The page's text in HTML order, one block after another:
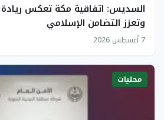
السديس: اتفاقية مكة تعكس ريادة
وتعزز التضامن الإسلامي
7 أغسطس 2026
محليات